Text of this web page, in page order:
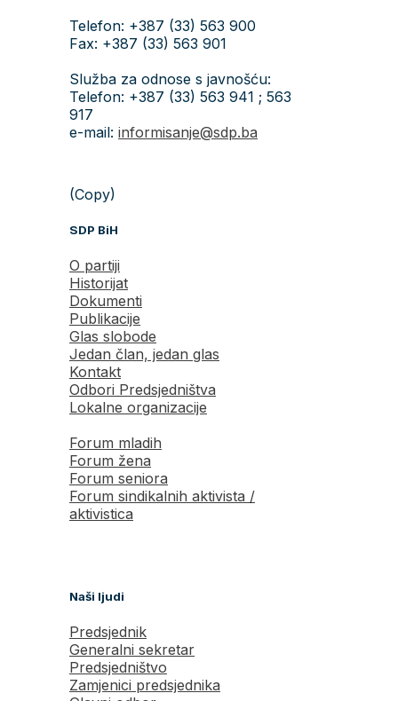
Telefon: +387 (33) 563 900
Fax: +387 (33) 563 901
Služba za odnose s javnošću:
Telefon: +387 (33) 563 941 ; 563
917
e-mail: informisanje@sdp.ba
(Copy)
SDP BiH
O partiji
Historijat
Dokumenti
Publikacije
Glas slobode
Jedan član, jedan glas
Kontakt
Odbori Predsjedništva
Lokalne organizacije
Forum mladih
Forum žena
Forum seniora
Forum sindikalnih aktivista /
aktivistica
Naši ljudi
Predsjednik
Generalni sekretar
Predsjedništvo
Zamjenici predsjednika